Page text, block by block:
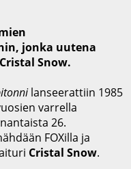
jonka uutena
Snow.
lanseerattiin 1985
varrella
26.
FOXilla ja
Cristal Snow.